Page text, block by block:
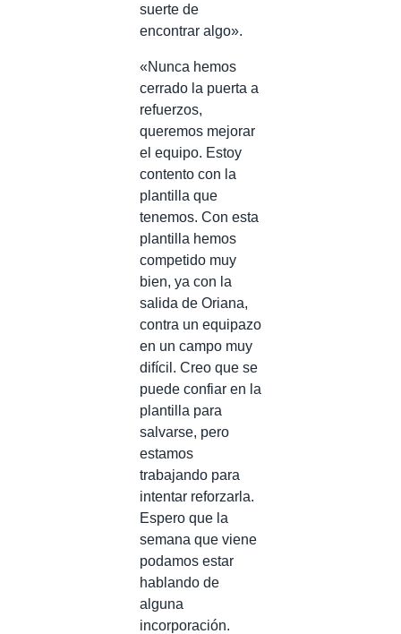
suerte de
encontrar algo».
«Nunca hemos
cerrado la puerta a
refuerzos,
queremos mejorar
el equipo. Estoy
contento con la
plantilla que
tenemos. Con esta
plantilla hemos
competido muy
bien, ya con la
salida de Oriana,
contra un equipazo
en un campo muy
difícil. Creo que se
puede confiar en la
plantilla para
salvarse, pero
estamos
trabajando para
intentar reforzarla.
Espero que la
semana que viene
podamos estar
hablando de
alguna
incorporación.